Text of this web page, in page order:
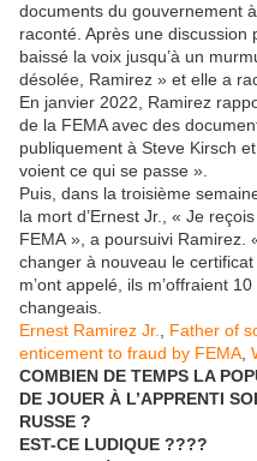
documents du gouvernement
raconté. Après une
baissé la voix jusqu’à un
désolée, Ramirez » et elle a
En janvier 2022, Ramirez
de la FEMA avec des
publiquement à Steve Kirsch
voient ce qui se passe ».
Puis, dans la troisième
la mort d’Ernest Jr., « Je
FEMA », a poursuivi Ramirez.
changer à nouveau le
m’ont appelé, ils m’offraient
changeais.
Ernest Ramirez Jr., Father of
enticement to fraud by FEMA,
COMBIEN DE TEMPS LA
DE JOUER À L’APPRENTI
RUSSE ?
EST-CE LUDIQUE ????